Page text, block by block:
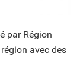
par Région
avec des